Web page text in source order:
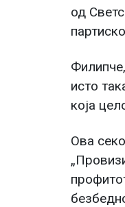
од
исто
која
Ова